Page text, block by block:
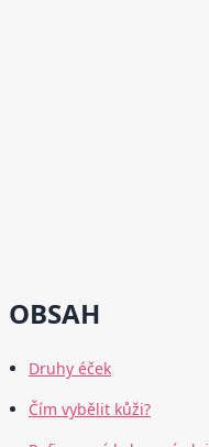
OBSAH
Druhy éček
Čím vybělit kůži?